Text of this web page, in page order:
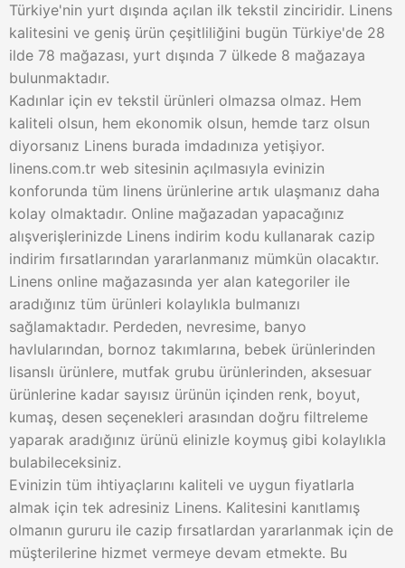
Türkiye'nin yurt dışında açılan ilk tekstil zinciridir. Linens
kalitesini ve geniş ürün çeşitliliğini bugün Türkiye'de 28
ilde 78 mağazası, yurt dışında 7 ülkede 8 mağazaya
bulunmaktadır.
Kadınlar için ev tekstil ürünleri olmazsa olmaz. Hem
kaliteli olsun, hem ekonomik olsun, hemde tarz olsun
diyorsanız Linens burada imdadınıza yetişiyor.
linens.com.tr web sitesinin açılmasıyla evinizin
konforunda tüm linens ürünlerine artık ulaşmanız daha
kolay olmaktadır. Online mağazadan yapacağınız
alışverişlerinizde Linens indirim kodu kullanarak cazip
indirim fırsatlarından yararlanmanız mümkün olacaktır.
Linens online mağazasında yer alan kategoriler ile
aradığınız tüm ürünleri kolaylıkla bulmanızı
sağlamaktadır. Perdeden, nevresime, banyo
havlularından, bornoz takımlarına, bebek ürünlerinden
lisanslı ürünlere, mutfak grubu ürünlerinden, aksesuar
ürünlerine kadar sayısız ürünün içinden renk, boyut,
kumaş, desen seçenekleri arasından doğru filtreleme
yaparak aradığınız ürünü elinizle koymuş gibi kolaylıkla
bulabileceksiniz.
Evinizin tüm ihtiyaçlarını kaliteli ve uygun fiyatlarla
almak için tek adresiniz Linens. Kalitesini kanıtlamış
olmanın gururu ile cazip fırsatlardan yararlanmak için de
müşterilerine hizmet vermeye devam etmekte. Bu